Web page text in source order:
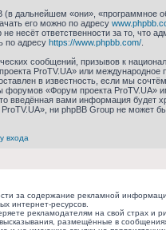
дальнейшем «они», «программное
его можно по адресу
несёт ответственности за то, что
по адресу https://www.phpbb.com/
сообщений, призывов к
ProTV.UA» или
в известность, если мы
«Форум проекта ProTV.UA»
введённая вами информация будет
ни phpBB Group не может
входа
за содержание рекламной
интернет-ресурсов.
рекламодателям на свой страх и
размещённые в